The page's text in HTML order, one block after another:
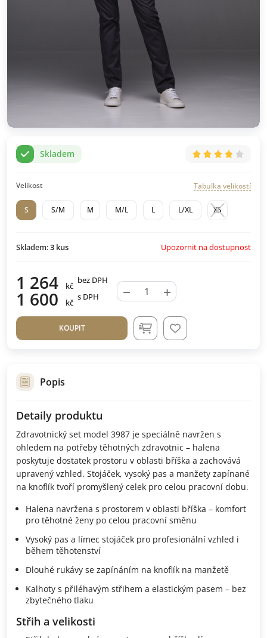
Skladem
Velikost Tabulka velikostí
S S/M M M/L L L/XL XS
Skladem:3 kus Upozornit na dostupnost
1 264 kč
bez DPH
1 600 kč
s DPH − +
KOUPIT
Popis
Detaily produktu
Zdravotnický set model 3987 je speciálně navržen s
ohledem na potřeby těhotných zdravotnic – halena
poskytuje dostatek prostoru v oblasti bříška a zachovává
upravený vzhled. Stojáček, vysoký pas a manžety zapínané
na knoflík tvoří promyšlený celek pro celou pracovní dobu.
Halena navržena s prostorem v oblasti bříška – komfort
pro těhotné ženy po celou pracovní směnu
Vysoký pas a límec stojáček pro profesionální vzhled i
během těhotenství
Dlouhé rukávy se zapínáním na knoflík na manžetě
Kalhoty s přiléhavým střihem a elastickým pasem – bez
zbytečného tlaku
Střih a velikosti